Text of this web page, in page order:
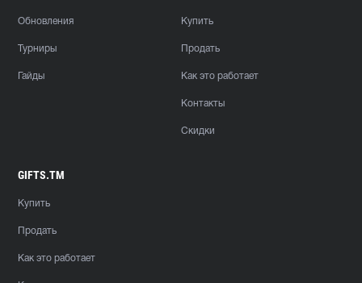
Обновления
Турниры
Гайды
Купить
Продать
Как это работает
Контакты
Скидки
GIFTS.TM
Купить
Продать
Как это работает